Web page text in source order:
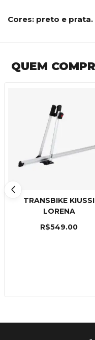
Cores: preto e prata.
QUEM
TRANSBIKE KIUSSI
LORENA
R$549.00